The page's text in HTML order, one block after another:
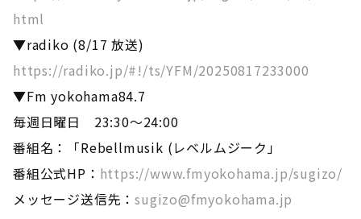
html
▼radiko (8/17 放送)
https://radiko.jp/#!/ts/YFM/20250817233000
▼Fm yokohama84.7
毎週日曜日 23:30～24:00
番組名：「Rebellmusik (レベルムジーク」
番組公式HP： https://www.fmyokohama.jp/sugizo/
メッセージ送信先：sugizo@fmyokohama.jp